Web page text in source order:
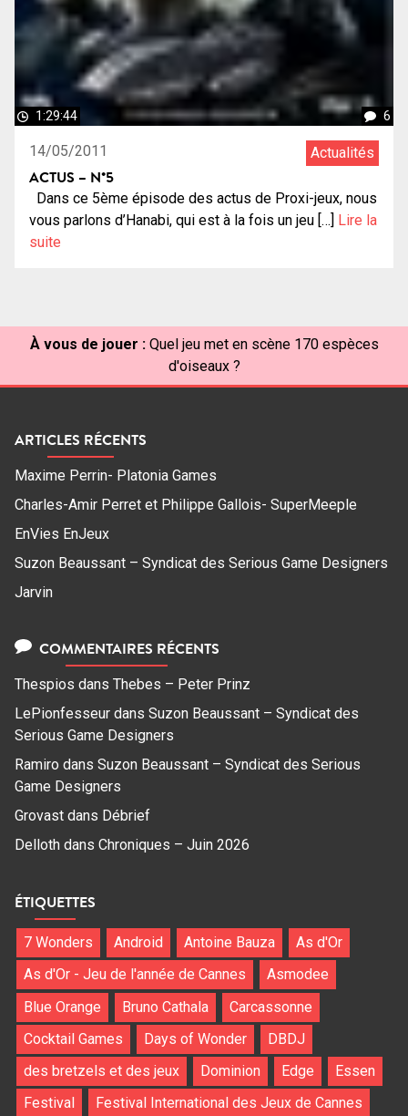
1:29:44 6
14/05/2011 Actualités
ACTUS – N°5
Dans ce 5ème épisode des actus de Proxi-jeux, nous
vous parlons d’Hanabi, qui est à la fois un jeu […] Lire la
suite
À vous de jouer : Quel jeu met en scène 170 espèces
d'oiseaux ?
ARTICLES RÉCENTS
Maxime Perrin- Platonia Games
Charles-Amir Perret et Philippe Gallois- SuperMeeple
EnVies EnJeux
Suzon Beaussant – Syndicat des Serious Game Designers
Jarvin
COMMENTAIRES RÉCENTS
Thespios dans Thebes – Peter Prinz
LePionfesseur dans Suzon Beaussant – Syndicat des
Serious Game Designers
Ramiro dans Suzon Beaussant – Syndicat des Serious
Game Designers
Grovast dans Débrief
Delloth dans Chroniques – Juin 2026
ÉTIQUETTES
7 Wonders Android Antoine Bauza
As d'Or
As d'Or - Jeu de l'année de Cannes
Asmodee
Blue Orange
Bruno Cathala
Carcassonne
Cocktail Games
Days of Wonder
DBDJ
des bretzels et des jeux
Dominion Edge
Essen
Festival
Festival International des Jeux de Cannes